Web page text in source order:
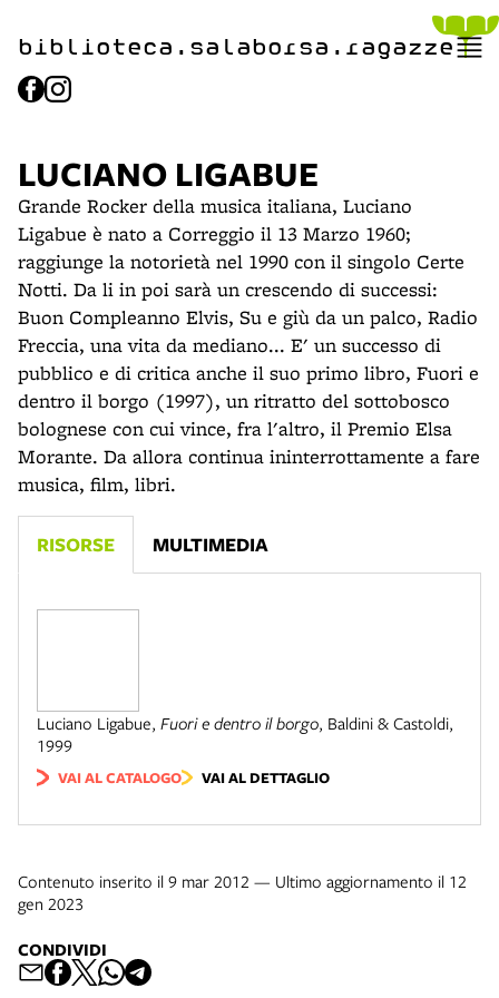
biblioteca.​salaborsa.ragazze
LUCIANO LIGABUE
Grande Rocker della musica italiana, Luciano
Ligabue è nato a Correggio il 13 Marzo 1960;
raggiunge la notorietà nel 1990 con il singolo Certe
Notti. Da li in poi sarà un crescendo di successi:
Buon Compleanno Elvis, Su e giù da un palco, Radio
Freccia, una vita da mediano... E' un successo di
pubblico e di critica anche il suo primo libro, Fuori e
dentro il borgo (1997), un ritratto del sottobosco
bolognese con cui vince, fra l'altro, il Premio Elsa
Morante. Da allora continua ininterrottamente a fare
musica, film, libri.
RISORSE MULTIMEDIA
Luciano Ligabue, Fuori e dentro il borgo, Baldini & Castoldi,
1999
VAI AL CATALOGO VAI AL DETTAGLIO
Contenuto inserito il 9 mar 2012 — Ultimo aggiornamento il 12
gen 2023
CONDIVIDI